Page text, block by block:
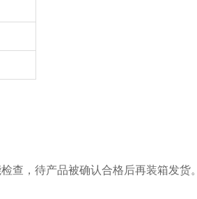
查，待产品被确认合格后再装箱发货。